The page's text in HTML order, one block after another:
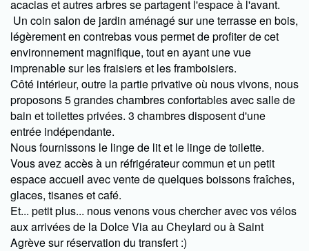
acacias et autres arbres se partagent l'espace à l'avant.
Un coin salon de jardin aménagé sur une terrasse en bois,
légèrement en contrebas vous permet de profiter de cet
environnement magnifique, tout en ayant une vue
imprenable sur les fraisiers et les framboisiers.
Côté intérieur, outre la partie privative où nous vivons, nous
proposons 5 grandes chambres confortables avec salle de
bain et toilettes privées. 3 chambres disposent d'une
entrée indépendante.
Nous fournissons le linge de lit et le linge de toilette.
Vous avez accès à un réfrigérateur commun et un petit
espace accueil avec vente de quelques boissons fraîches,
glaces, tisanes et café.
Et... petit plus... nous venons vous chercher avec vos vélos
aux arrivées de la Dolce Via au Cheylard ou à Saint
Agrève sur réservation du transfert :)